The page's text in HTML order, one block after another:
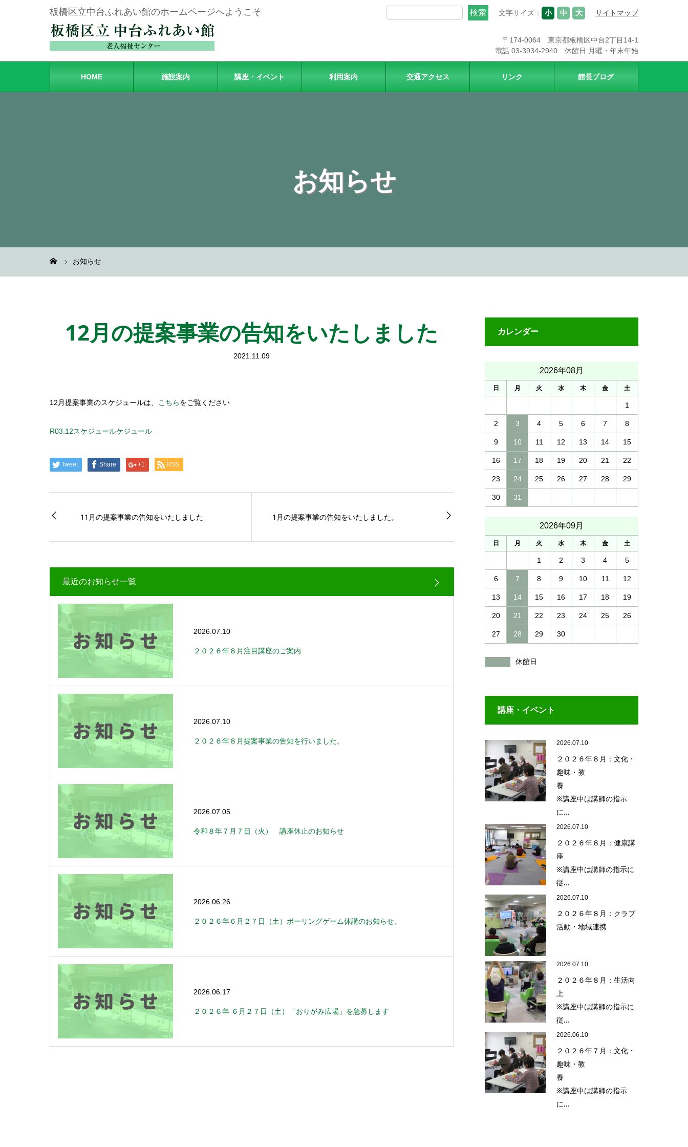
板橋区立中台ふれあい館のホームページへようこそ 文字サイズ： 小 中 大 サイトマップ
〒174-0064 東京都板橋区中台2丁目14-1
電話:03-3934-2940 休館日:月曜・年末年始
HOME 施設案内 講座・イベント 利用案内 交通アクセス リンク 館長ブログ
お知らせ
お知らせ
12月の提案事業の告知をいたしました
2021.11.09
12月提案事業のスケジュールは、 こちらをご覧ください
R03.12スケジュールケジュール
Tweet Share +1 RSS
11月の提案事業の告知をいたしました 1月の提案事業の告知をいたしました。
最近のお知らせ一覧
2026.07.10
２０２６年８月注目講座のご案内
2026.07.10
２０２６年８月提案事業の告知を行いました。
2026.07.05
令和８年７月７日（火） 講座休止のお知らせ
2026.06.26
２０２６年６月２７日（土）ボーリングゲーム休講のお知らせ。
2026.06.17
２０２６年 ６月２７日（土）「おりがみ広場」を急募します
カレンダー
2026年08月
日 月 火 水 木 金 土
1
2 3 4 5 6 7 8
9 10 11 12 13 14 15
16 17 18 19 20 21 22
23 24 25 26 27 28 29
30 31
2026年09月
日 月 火 水 木 金 土
1 2 3 4 5
6 7 8 9 10 11 12
13 14 15 16 17 18 19
20 21 22 23 24 25 26
27 28 29 30
休館日
講座・イベント
2026.07.10
２０２６年８月：文化・
趣味・教
養
※講座中は講師の指示
に...
2026.07.10
２０２６年８月：健康講
座
※講座中は講師の指示に
従...
2026.07.10
２０２６年８月：クラブ
活動・地域連携
2026.07.10
２０２６年８月：生活向
上
※講座中は講師の指示に
従...
2026.06.10
２０２６年７月：文化・
趣味・教
養
※講座中は講師の指示
に...